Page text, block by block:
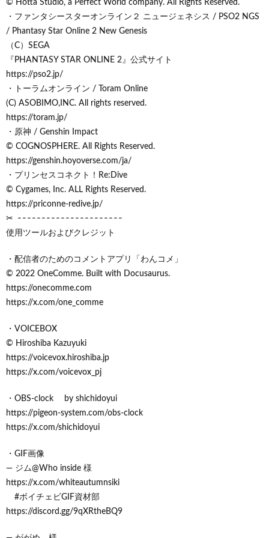
© Hotta Studio, a Perfect World company. All Rights Reserved.
・ファンタシースターオンライン２ ニュージェネシス / PSO2 NGS
/ Phantasy Star Online 2 New Genesis
（C）SEGA
『PHANTASY STAR ONLINE 2』公式サイト
https://pso2.jp/
・トーラムオンライン / Toram Online
(C) ASOBIMO,INC. All rights reserved.
https://toram.jp/
・原神 / Genshin Impact
© COGNOSPHERE. All Rights Reserved.
https://genshin.hoyoverse.com/ja/
・プリンセスコネクト！Re:Dive
© Cygames, Inc. ALL Rights Reserved.
https://priconne-redive.jp/
✂ ╶╶╶╶╶╶╶╶╶╶╶╶╶╶╶╶╶╶╶╶╶╶
使用ツールおよびクレジット
・配信者のためのコメントアプリ「わんコメ」
© 2022 OneComme. Built with Docusaurus.
https://onecomme.com
https://x.com/one_comme
・VOICEBOX
© Hiroshiba Kazuyuki
https://voicevox.hiroshiba.jp
https://x.com/voicevox_pj
・OBS-clock by shichidoyui
https://pigeon-system.com/obs-clock
https://x.com/shichidoyui
・GIF画像
— ジム@Who inside 様
https://x.com/whiteautumnsiki
#ボイチェビGIF資材部
https://discord.gg/9qXRtheBQ9